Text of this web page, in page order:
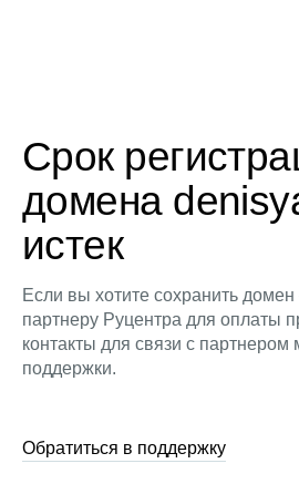
Срок
домена
истек
Если вы хотите сохранить
партнеру Руцентра для оплаты
контакты для связи с
поддержки.
Обратиться в поддержку